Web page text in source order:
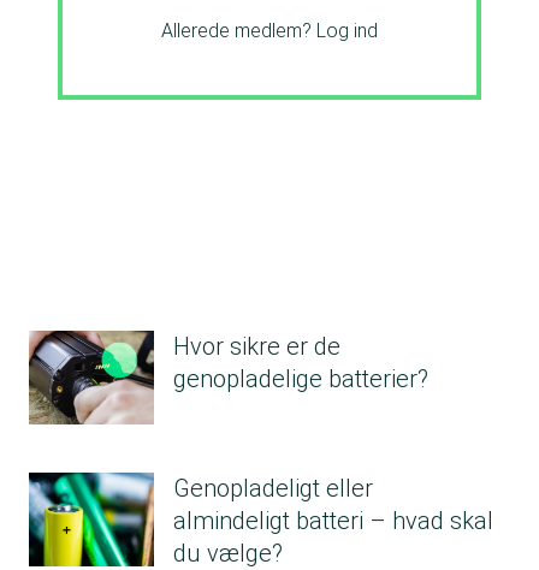
Allerede medlem? Log ind
Hvor sikre er de
genopladelige batterier?
Genopladeligt eller
almindeligt batteri – hvad skal
du vælge?